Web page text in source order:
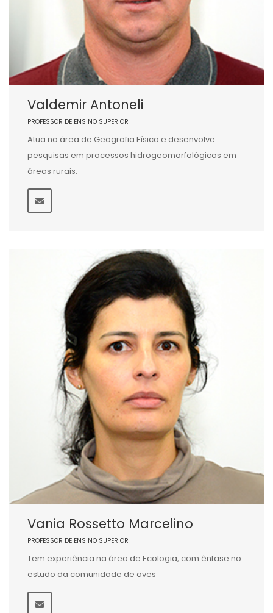
Valdemir Antoneli
PROFESSOR DE ENSINO SUPERIOR
Atua na área de Geografia Física e desenvolve
pesquisas em processos hidrogeomorfológicos em
áreas rurais.
Vania Rossetto Marcelino
PROFESSOR DE ENSINO SUPERIOR
Tem experiência na área de Ecologia, com ênfase no
estudo da comunidade de aves